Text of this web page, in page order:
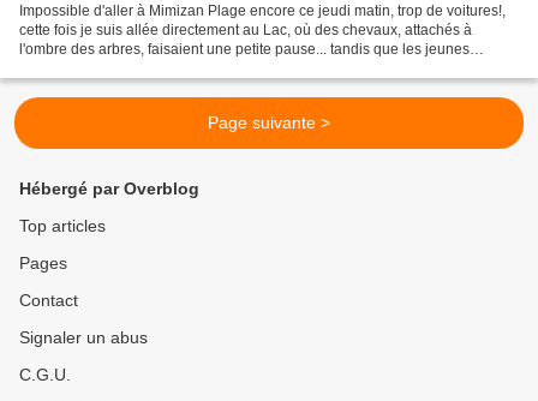
Impossible d'aller à Mimizan Plage encore ce jeudi matin, trop de voitures!,
cette fois je suis allée directement au Lac, où des chevaux, attachés à
l'ombre des arbres, faisaient une petite pause... tandis que les jeunes
Page suivante >
Hébergé par Overblog
Top articles
Pages
Contact
Signaler un abus
C.G.U.